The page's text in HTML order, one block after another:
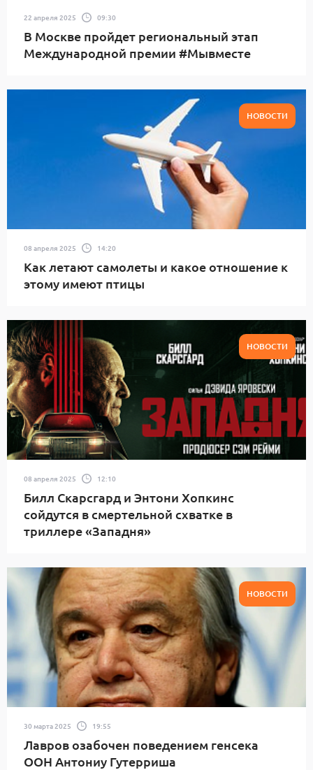
22 апреля 2025 09:30
В Москве пройдет региональный этап
Международной премии #Мывместе
НОВОСТИ
08 апреля 2025 14:20
Как летают самолеты и какое отношение к
этому имеют птицы
НОВОСТИ
08 апреля 2025 12:10
Билл Скарсгард и Энтони Хопкинс
сойдутся в смертельной схватке в
триллере «Западня»
НОВОСТИ
30 марта 2025 19:55
Лавров озабочен поведением генсека
ООН Антониу Гутерриша